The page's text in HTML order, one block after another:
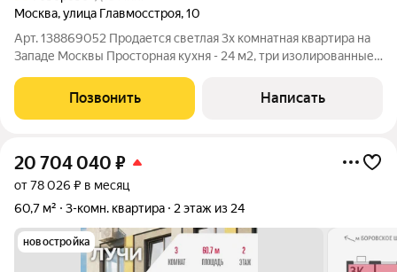
Москва,улица Главмосстроя,10
Арт. 138869052 Продается светлая 3х комнатная квартира на
Западе Москвы Просторная кухня - 24 м2, три изолированные
Застекленная лоджия Гардеробная и постирочная Просторный
коридор Окна выходят
Позвонить Написать
20 704 040 ₽
от 78 026 ₽ в месяц
60,7 м²
3-комн. квартира 2 этаж из 24
новостройка